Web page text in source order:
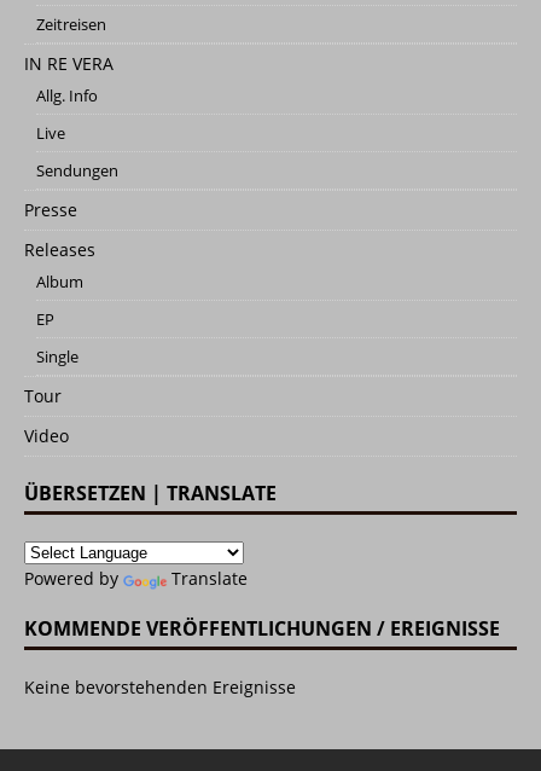
Zeitreisen
IN RE VERA
Allg. Info
Live
Sendungen
Presse
Releases
Album
EP
Single
Tour
Video
ÜBERSETZEN | TRANSLATE
Powered by Translate
KOMMENDE VERÖFFENTLICHUNGEN / EREIGNISSE
Keine bevorstehenden Ereignisse